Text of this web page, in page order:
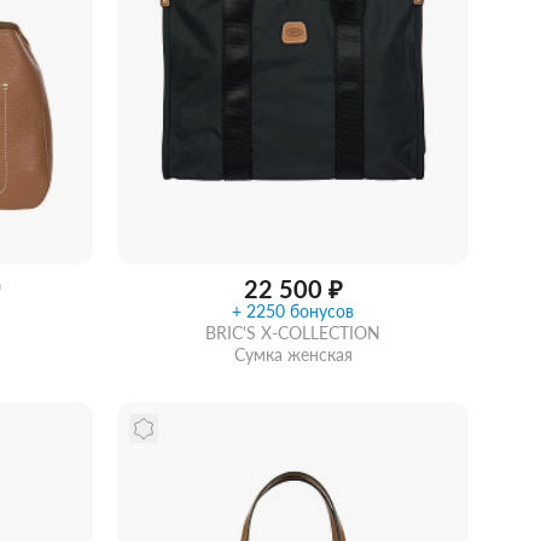
22 500 ₽
+ 2250 бонусов
BRIC'S X-COLLECTION
Сумка женская